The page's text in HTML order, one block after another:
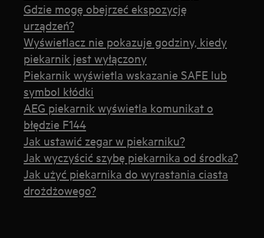
Gdzie mogę obejrzeć ekspozycję
urządzeń?
Wyświetlacz nie pokazuje godziny, kiedy
piekarnik jest wyłączony
Piekarnik wyświetla wskazanie SAFE lub
symbol kłódki
AEG piekarnik wyświetla komunikat o
błędzie F144
Jak ustawić zegar w piekarniku?
Jak wyczyścić szybę piekarnika od środka?
Jak użyć piekarnika do wyrastania ciasta
drożdżowego?